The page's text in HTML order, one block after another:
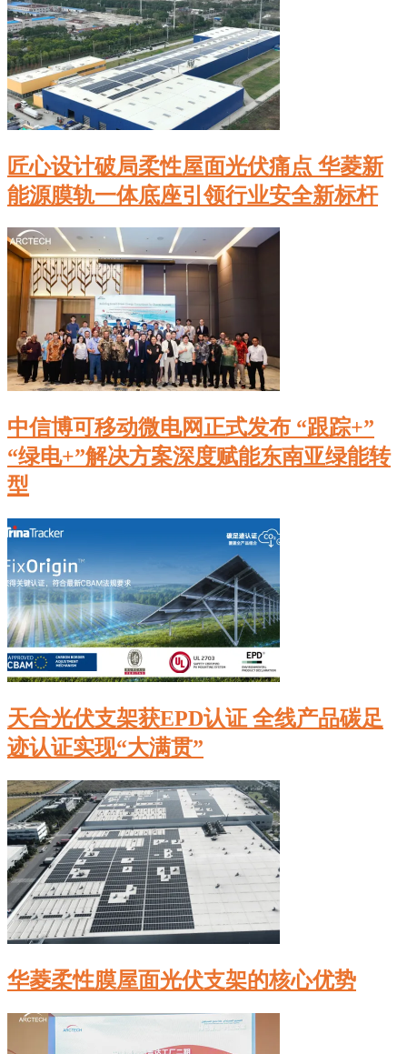
匠心设计破局柔性屋面光伏痛点 华菱新
能源膜轨一体底座引领行业安全新标杆
中信博可移动微电网正式发布 “跟踪+”
“绿电+”解决方案深度赋能东南亚绿能转
型
天合光伏支架获EPD认证 全线产品碳足
迹认证实现“大满贯”
华菱柔性膜屋面光伏支架的核心优势